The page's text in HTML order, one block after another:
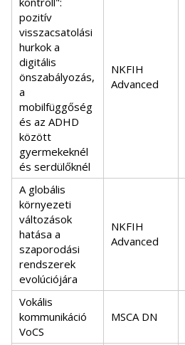
pozitív
visszacsatolási
hurkok a
digitális
önszabályozás,
a
mobilfüggőség
és az ADHD
között
gyermekeknél
és serdülőknél
NKFIH
Advanced
A globális
környezeti
változások
hatása a
szaporodási
rendszerek
evolúciójára
NKFIH
Advanced
Vokális
kommunikáció
VoCS
MSCA DN